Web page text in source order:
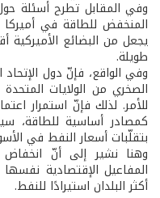
وفي المقابل تطرح أسئلة
المنخفض للطاقة في أميركا
يجعل من البضائع الأميركية
طويلة.
وفي الواقع، فإنّ دول
الصخري من الولايات
للأمر. لذلك فإنّ استمرار
كمصادر أساسية للطاقة،
بتقلّبات أسعار النفط في
وهنا نشير إلى أنّ
المفاعيل الإقتصادية
أكثر البلدان استيرادًا للنفط.